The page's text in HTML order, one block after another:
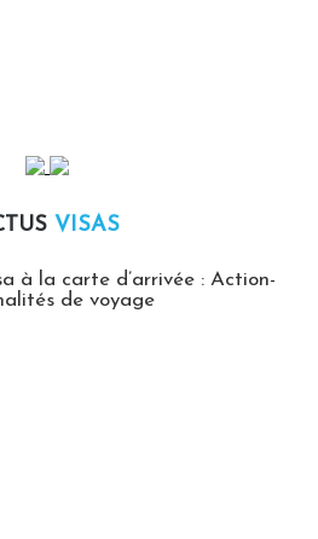
VISAS
à la carte d’arrivée : Action-
de voyage